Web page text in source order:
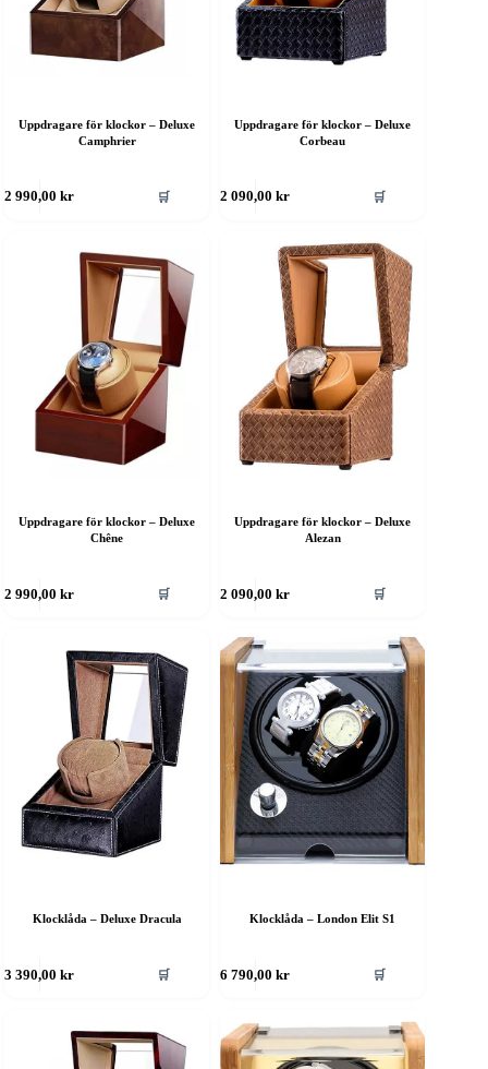
Uppdragare för klockor – Deluxe
Camphrier
2 990,00kr 🛒
Uppdragare för klockor – Deluxe
Corbeau
2 090,00kr 🛒
Uppdragare för klockor – Deluxe
Chêne
2 990,00kr 🛒
Uppdragare för klockor – Deluxe
Alezan
2 090,00kr 🛒
Klocklåda – Deluxe Dracula
3 390,00kr 🛒
Klocklåda – London Elit S1
6 790,00kr 🛒